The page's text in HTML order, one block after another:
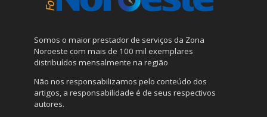
Somos o maior prestador de serviços da Zona
Noroeste com mais de 100 mil exemplares
distribuídos mensalmente na região
Não nos responsabilizamos pelo conteúdo dos
artigos, a responsabilidade é de seus respectivos
autores.